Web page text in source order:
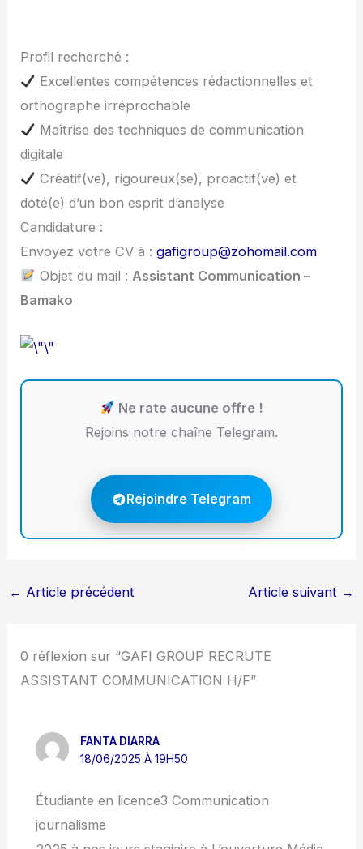
Profil recherché :
Excellentes compétences rédactionnelles et
orthographe irréprochable
Maîtrise des techniques de communication
digitale
Créatif(ve), rigoureux(se), proactif(ve) et
doté(e) d’un bon esprit d’analyse
Candidature :
Envoyez votre CV à :gafigroup@zohomail.com
Objet du mail : Assistant Communication –
Bamako
Ne rate aucune offre !
Rejoins notre chaîne Telegram.
Rejoindre Telegram
← Article précédent Article suivant →
0 réflexion sur “GAFI GROUP RECRUTE
ASSISTANT COMMUNICATION H/F”
FANTA DIARRA
18/06/2025 À 19H50
Étudiante en licence3 Communication
journalisme